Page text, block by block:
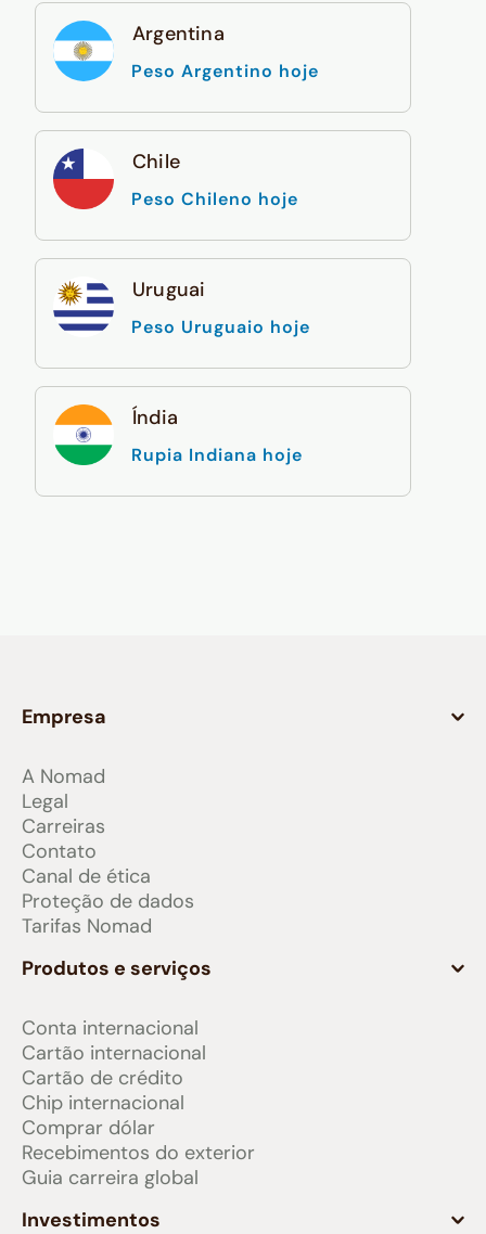
Argentina
Peso Argentino hoje
Chile
Peso Chileno hoje
Uruguai
Peso Uruguaio hoje
Índia
Rupia Indiana hoje
Empresa
A Nomad
Legal
Carreiras
Contato
Canal de ética
Proteção de dados
Tarifas Nomad
Produtos e serviços
Conta internacional
Cartão internacional
Cartão de crédito
Chip internacional
Comprar dólar
Recebimentos do exterior
Guia carreira global
Investimentos